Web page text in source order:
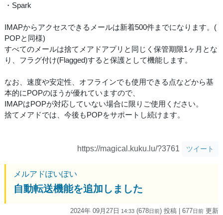
・Spark
IMAPからアクセスできるメールは新着500件までになります。(
POPと同様)
すべてのメールは捨てメアドアプリと同じく保管期限1ヶ月とな
り、フラグ付け(Flagged)すると保護として機能します。
なお、速度や安定性、オフラインでも使用できる点などから基
本的にPOPのほうが優れていますので、
IMAPはPOPが対応していない場合に限りご使用ください。
捨てメアドでは、今後もPOPをサポートし続けます。
https://magical.kuku.lu/?3761 ツイート
メルアドぽいぽい
自動転送機能を追加しました
2024年 09月27日 14:33 (678日前) 投稿 | 677日前 更新